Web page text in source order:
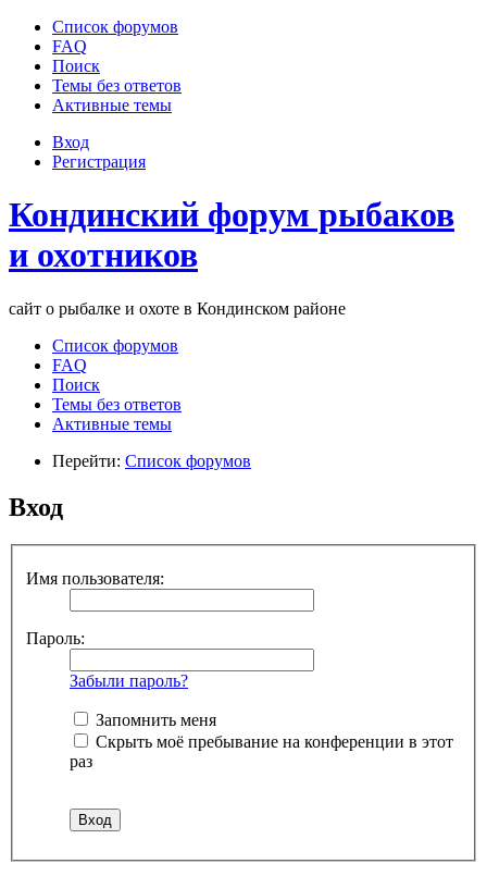
Список форумов
FAQ
Поиск
Темы без ответов
Активные темы
Вход
Регистрация
Кондинский форум рыбаков
и охотников
сайт о рыбалке и охоте в Кондинском районе
Список форумов
FAQ
Поиск
Темы без ответов
Активные темы
Перейти: Список форумов
Вход
Имя пользователя:
Пароль:
Забыли пароль?
Запомнить меня
Скрыть моё пребывание на конференции в этот
раз